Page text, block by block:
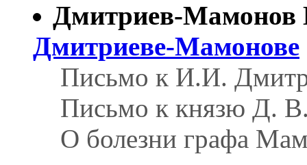
Дмитриев-
Дмитриеве-Мамонове
Письмо к И.И.
Письмо к князю Д.
О болезни графа